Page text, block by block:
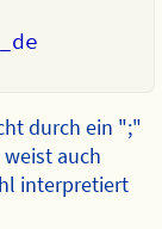
durch ein ";"
auch
interpretiert